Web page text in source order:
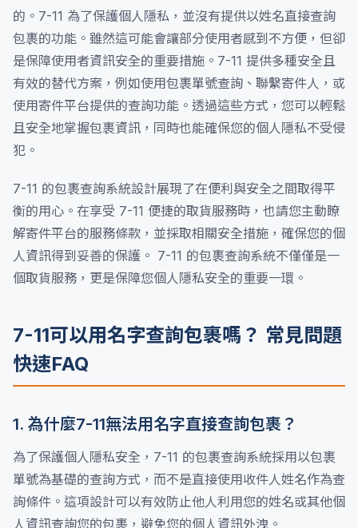
的。7-11 為了保護個人隱私，並沒有提供以姓名直接查詢
包裹的功能。雖然這可能會讓部分使用者感到不方便，但卻
是保障使用者資訊安全的重要措施。7-11 提供多種安全且
有效的替代方案，例如使用包裹單號查詢、聯繫寄件人，或
使用寄件平台提供的查詢功能。透過這些方式，您可以輕鬆
且安全地掌握包裹資訊，同時也能確保您的個人隱私不受侵
犯。
7-11 的包裹查詢系統設計展現了在便利與安全之間取得平
衡的用心。在享受 7-11 便捷的取貨服務時，也請您主動瞭
解寄件平台的服務條款，並採取相關安全措施，確保您的個
人資訊得到妥善的保護。 7-11 的包裹查詢系統不僅僅是一
個取貨服務，更是保障您個人隱私安全的重要一環。
7-11可以用名字查詢包裹嗎？ 常見問題
快速FAQ
1. 為什麼7-11無法用名字直接查詢包裹？
為了保護個人隱私安全，7-11 的包裹查詢系統採用以包裹
單號為基礎的查詢方式，而不是直接使用收件人姓名作為查
詢條件。這項設計可以有效防止他人利用您的姓名或其他個
人資訊查詢您的包裹，避免您的個人資訊外洩。